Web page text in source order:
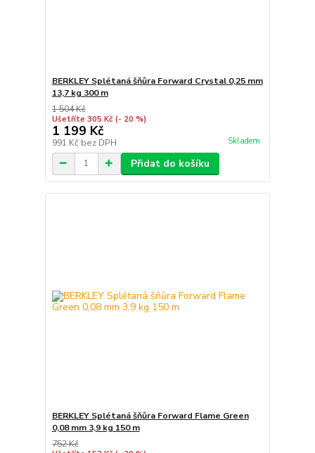
BERKLEY Splétaná šňůra Forward Crystal 0,25 mm
13,7 kg 300 m
1 504 Kč
Ušetříte 305 Kč (- 20 %)
1 199 Kč
991 Kč bez DPH Skladem
Přidat do košíku
BERKLEY Splétaná šňůra Forward Flame Green
0,08 mm 3,9 kg 150 m
752 Kč